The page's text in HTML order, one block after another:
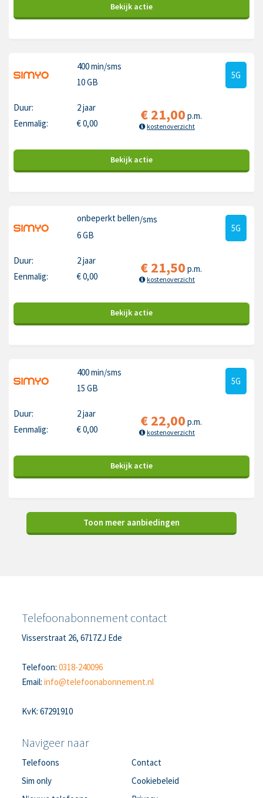
Bekijk actie
400 min/sms
10 GB
5G
Duur:
2 jaar
Eenmalig:
€0,00 €21,00 p.m.
kostenoverzicht
Bekijk actie
onbeperkt bellen/sms
6 GB
5G
Duur:
2 jaar
Eenmalig:
€0,00 €21,50 p.m.
kostenoverzicht
Bekijk actie
400 min/sms
15 GB
5G
Duur:
2 jaar
Eenmalig:
€0,00 €22,00 p.m.
kostenoverzicht
Bekijk actie
Toon meer aanbiedingen
Telefoonabonnement contact
Visserstraat 26, 6717ZJ Ede
Telefoon:0318-240096
Email:info@telefoonabonnement.nl
KvK: 67291910
Navigeer naar
Telefoons
Sim only
Contact
Cookiebeleid